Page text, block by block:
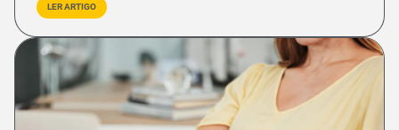
LER ARTIGO